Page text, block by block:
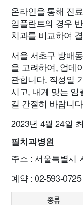
온라인을 통해 진
임플란트의 경우
치과를 비교하여
서울 서초구 방배
을 고려하여, 업데
관합니다. 작성일
시고, 내게 맞는 임
길 간절히 바랍니
2023년 4월 24일
필치과병원
주소 : 서울특별시
예약 : 02-593-0725
종류